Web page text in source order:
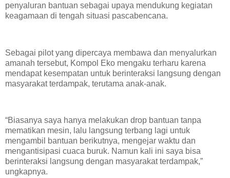
penyaluran bantuan sebagai upaya mendukung kegiatan
keagamaan di tengah situasi pascabencana.
Sebagai pilot yang dipercaya membawa dan menyalurkan
amanah tersebut, Kompol Eko mengaku terharu karena
mendapat kesempatan untuk berinteraksi langsung dengan
masyarakat terdampak, terutama anak-anak.
“Biasanya saya hanya melakukan drop bantuan tanpa
mematikan mesin, lalu langsung terbang lagi untuk
mengambil bantuan berikutnya, mengejar waktu dan
mengantisipasi cuaca buruk. Namun kali ini saya bisa
berinteraksi langsung dengan masyarakat terdampak,”
ungkapnya.